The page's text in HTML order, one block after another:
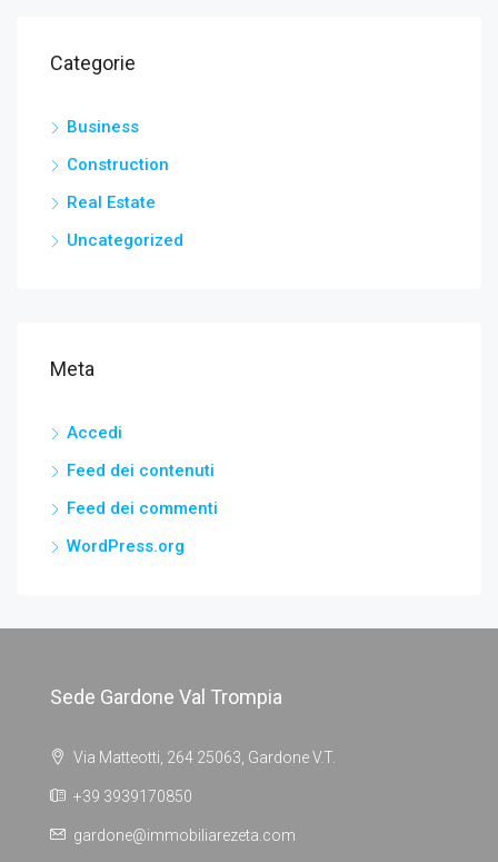
Categorie
Business
Construction
Real Estate
Uncategorized
Meta
Accedi
Feed dei contenuti
Feed dei commenti
WordPress.org
Sede Gardone Val Trompia
Via Matteotti, 264 25063, Gardone V.T.
+39 3939170850
gardone@immobiliarezeta.com